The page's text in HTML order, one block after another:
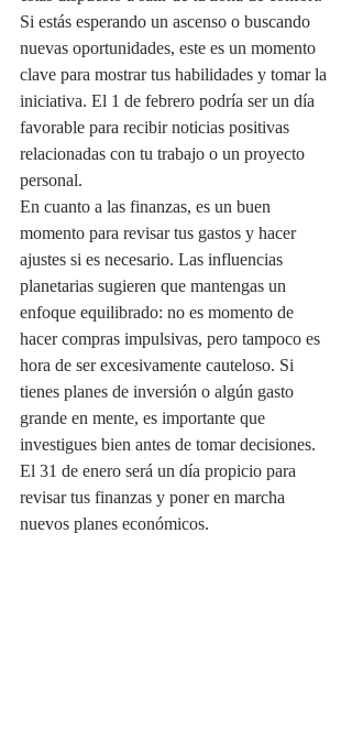
Si estás esperando un ascenso o buscando
nuevas oportunidades, este es un momento
clave para mostrar tus habilidades y tomar la
iniciativa. El 1 de febrero podría ser un día
favorable para recibir noticias positivas
relacionadas con tu trabajo o un proyecto
personal.
En cuanto a las finanzas, es un buen
momento para revisar tus gastos y hacer
ajustes si es necesario. Las influencias
planetarias sugieren que mantengas un
enfoque equilibrado: no es momento de
hacer compras impulsivas, pero tampoco es
hora de ser excesivamente cauteloso. Si
tienes planes de inversión o algún gasto
grande en mente, es importante que
investigues bien antes de tomar decisiones.
El 31 de enero será un día propicio para
revisar tus finanzas y poner en marcha
nuevos planes económicos.